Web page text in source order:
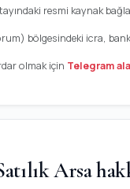
resmi kaynak
bölgesindeki icra,
olmak için Telegram
Arsa